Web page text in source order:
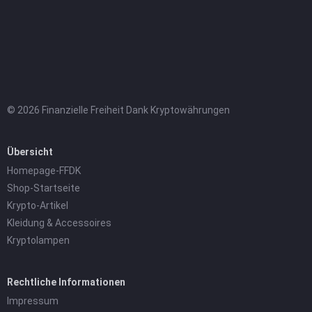
© 2026 Finanzielle Freiheit Dank Kryptowährungen
Übersicht
Homepage-FFDK
Shop-Startseite
Krypto-Artikel
Kleidung & Accessoires
Kryptolampen
Rechtliche Informationen
Impressum